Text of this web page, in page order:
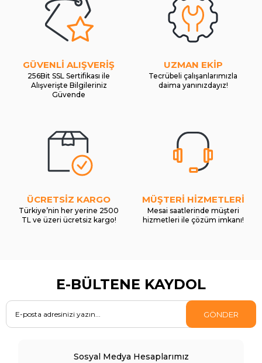
GÜVENLİ ALIŞVERİŞ
256Bit SSL Sertifikası ile
Alışverişte Bilgileriniz
Güvende
UZMAN EKİP
Tecrübeli çalışanlarımızla
daima yanınızdayız!
ÜCRETSİZ KARGO
Türkiye’nin her yerine 2500
TL ve üzeri ücretsiz kargo!
MÜŞTERİ HİZMETLERİ
Mesai saatlerinde müşteri
hizmetleri ile çözüm imkanı!
E-BÜLTENE KAYDOL
GÖNDER
Sosyal Medya Hesaplarımız